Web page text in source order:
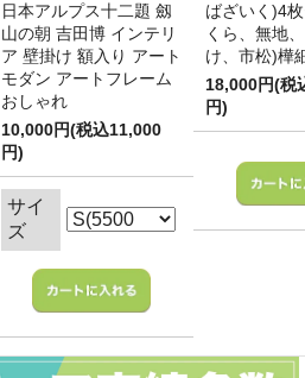
日本アルプス十二題 劔
山の朝 吉田博 インテリ
ア 壁掛け 額入り アート
モダン アートフレーム
おしゃれ
10,000円(税込11,000
円)
サイ
ズ
ばざいく)4
くら、無地
け、市松)樺
18,000円(税
円)